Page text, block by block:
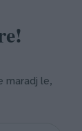
maradj le,